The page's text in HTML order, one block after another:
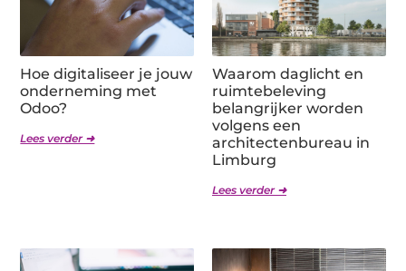
Hoe digitaliseer je jouw
onderneming met
Odoo?
Lees verder ➜
Waarom daglicht en
ruimtebeleving
belangrijker worden
volgens een
architectenbureau in
Limburg
Lees verder ➜